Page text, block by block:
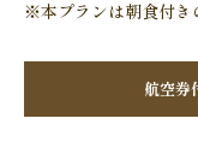
※本プランは朝食付き
航空券